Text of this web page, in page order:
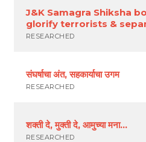
J&K Samagra Shiksha
glorify terrorists &
RESEARCHED
संघर्षाचा अंत, सहकार्याचा उगम
RESEARCHED
शक्ती दे, मुक्ती दे, आमुच्या मना…
RESEARCHED